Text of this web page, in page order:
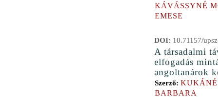
KÁVÁSSYNÉ
EMESE
DOI: 10.71157/
A társadalmi
elfogadás
angoltanárok
Szerző:
BARBARA